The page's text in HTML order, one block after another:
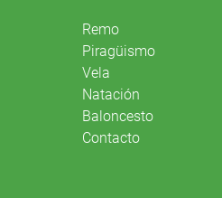
Remo
Piragüismo
Vela
Natación
Baloncesto
Contacto